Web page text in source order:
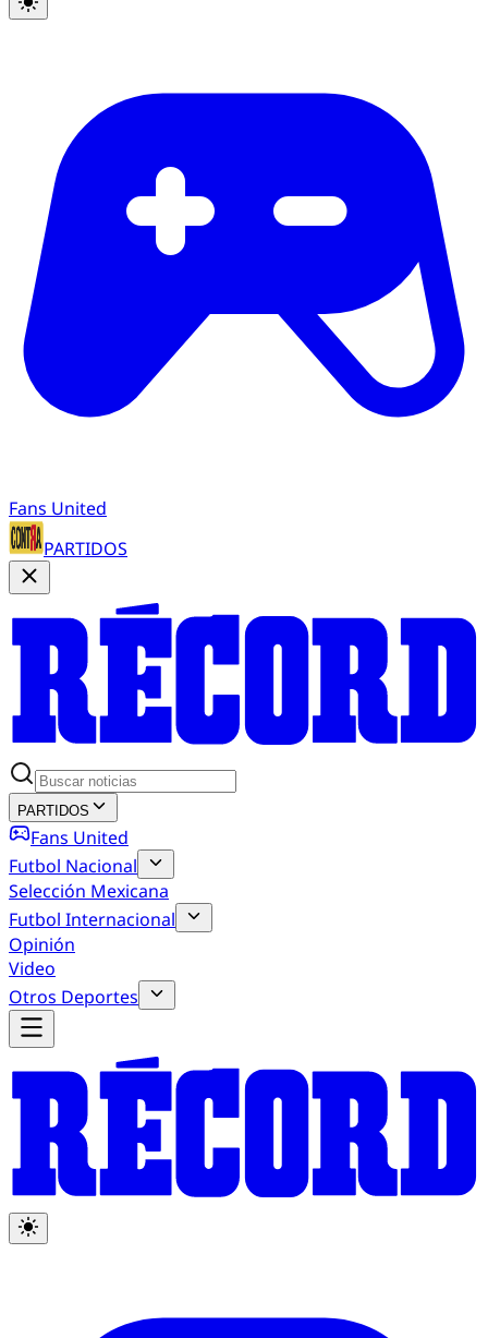
Fans United
PARTIDOS
PARTIDOS
Fans United
Futbol Nacional
Selección Mexicana
Futbol Internacional
Opinión
Video
Otros Deportes